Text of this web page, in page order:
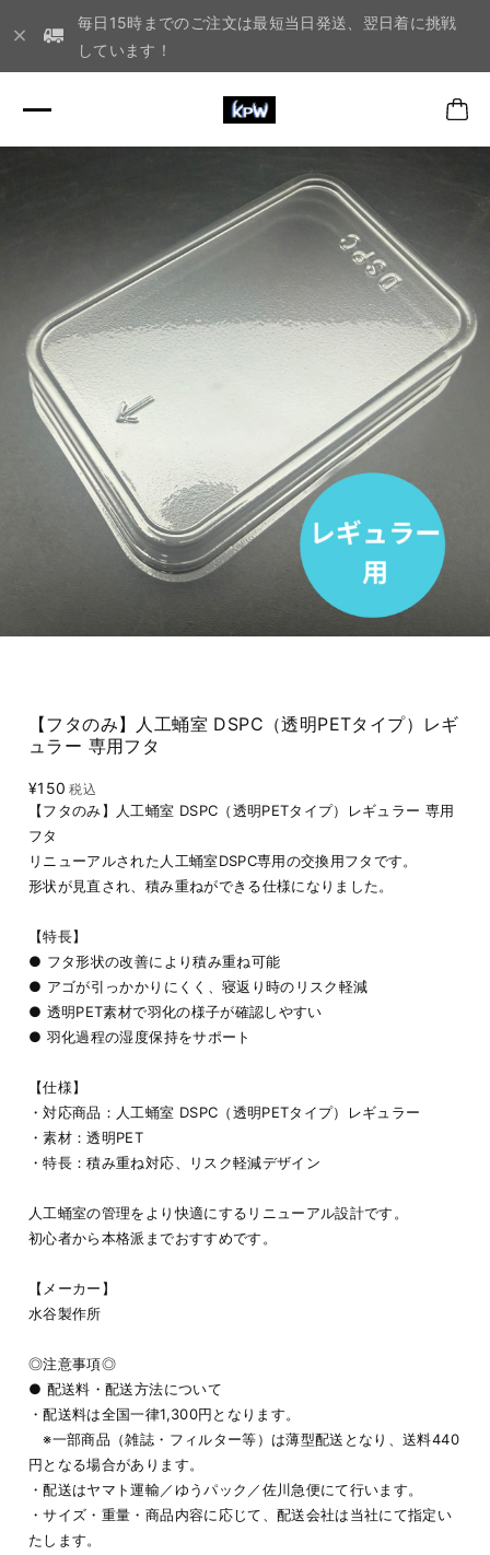
毎日15時までのご注文は最短当日発送、翌日着に挑戦
しています！
【フタのみ】人工蛹室 DSPC（透明PETタイプ）レギ
ュラー 専用フタ
¥150 税込
【フタのみ】人工蛹室 DSPC（透明PETタイプ）レギュラー 専用
フタ
リニューアルされた人工蛹室DSPC専用の交換用フタです。
形状が見直され、積み重ねができる仕様になりました。
【特長】
● フタ形状の改善により積み重ね可能
● アゴが引っかかりにくく、寝返り時のリスク軽減
● 透明PET素材で羽化の様子が確認しやすい
● 羽化過程の湿度保持をサポート
【仕様】
・対応商品：人工蛹室 DSPC（透明PETタイプ）レギュラー
・素材：透明PET
・特長：積み重ね対応、リスク軽減デザイン
人工蛹室の管理をより快適にするリニューアル設計です。
初心者から本格派までおすすめです。
【メーカー】
水谷製作所
◎注意事項◎
● 配送料・配送方法について
・配送料は全国一律1,300円となります。
※一部商品（雑誌・フィルター等）は薄型配送となり、送料440
円となる場合があります。
・配送はヤマト運輸／ゆうパック／佐川急便にて行います。
・サイズ・重量・商品内容に応じて、配送会社は当社にて指定い
たします。